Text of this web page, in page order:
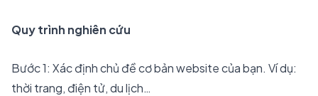
Quy trình nghiên cứu
Bước 1: Xác định chủ đề cơ bản website của bạn. Ví dụ:
thời trang, điện tử, du lịch…